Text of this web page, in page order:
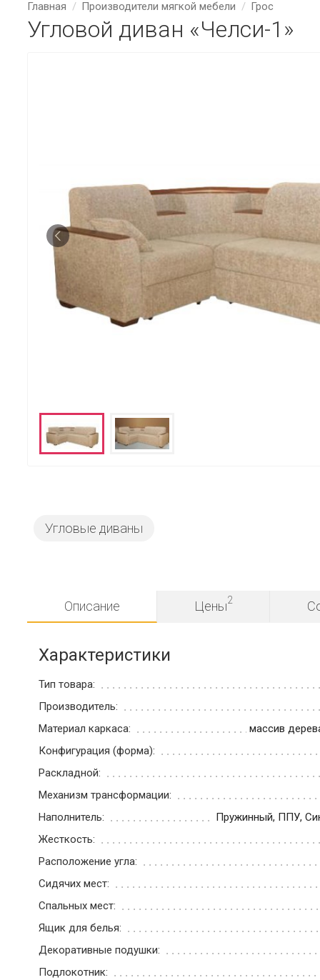
Главная Производители мягкой мебели Грос
Угловой диван «Челси-1»
Угловые диваны
Описание Цены2
Характеристики
Тип товара:
Производитель:
Материал каркаса:
массив
Конфигурация (форма):
Раскладной:
Механизм трансформации:
Наполнитель:
Пружинный, ППУ,
Жесткость:
Расположение угла:
Сидячих мест:
Спальных мест:
Ящик для белья:
Декоративные подушки:
Подлокотник: